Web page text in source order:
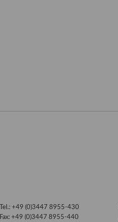
Tel.: +49 (0)3447 8955-430
Fax: +49 (0)3447 8955-440